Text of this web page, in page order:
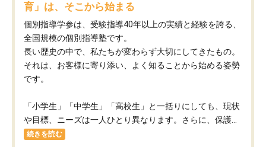
育」は、そこから始まる
個別指導学参は、受験指導40年以上の実績と経験を誇る、
全国規模の個別指導塾です。
長い歴史の中で、私たちが変わらず大切にしてきたもの。
それは、お客様に寄り添い、よく知ることから始める姿勢
です。
「小学生」「中学生」「高校生」と一括りにしても、現状
や目標、ニーズは一人ひとり異なります。さらに、保護...
続きを読む